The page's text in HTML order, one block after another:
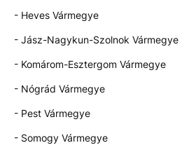
- Heves Vármegye
- Jász-Nagykun-Szolnok Vármegye
- Komárom-Esztergom Vármegye
- Nógrád Vármegye
- Pest Vármegye
- Somogy Vármegye